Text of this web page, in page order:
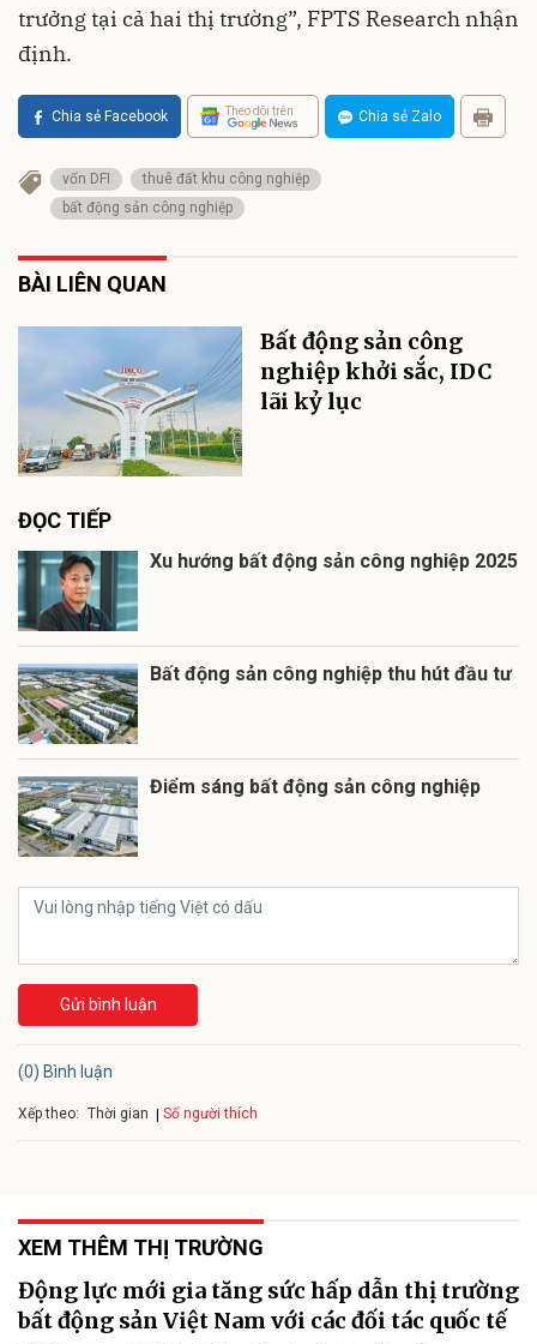
trưởng tại cả hai thị trường”, FPTS Research nhận
định.
Chia sẻ Facebook Theo dõi trên Chia sẻ Zalo
vốn DFI
thuê đất khu công nghiệp
bất động sản công nghiệp
BÀI LIÊN QUAN
Bất động sản công
nghiệp khởi sắc, IDC
lãi kỷ lục
ĐỌC TIẾP
Xu hướng bất động sản công nghiệp 2025
Bất động sản công nghiệp thu hút đầu tư
Điểm sáng bất động sản công nghiệp
Gửi bình luận
(0) Bình luận
Xếp theo: Thời gian Số người thích
XEM THÊM THỊ TRƯỜNG
Động lực mới gia tăng sức hấp dẫn thị trường
bất động sản Việt Nam với các đối tác quốc tế